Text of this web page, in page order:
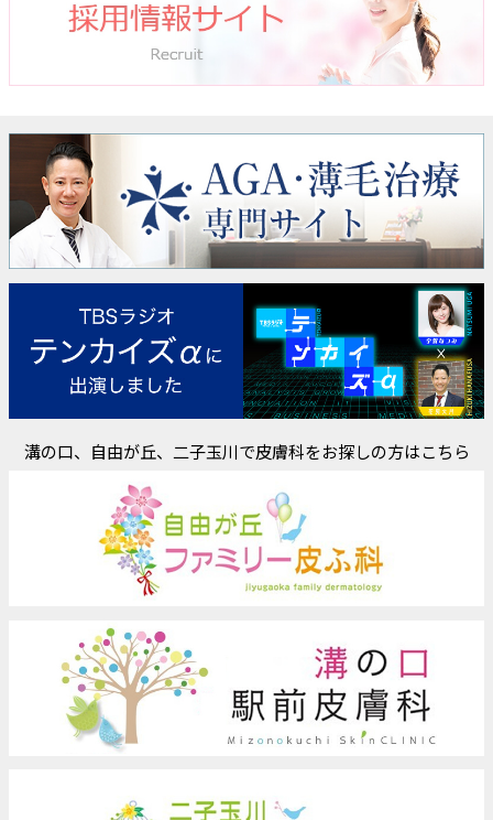
溝の口、自由が丘、二子玉川で皮膚科をお探しの方はこちら